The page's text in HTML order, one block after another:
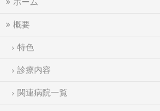
概要
特色
診療内容
関連病院一覧